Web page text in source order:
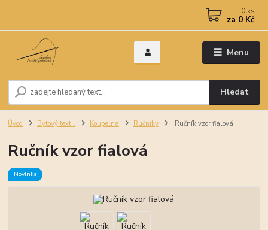
Menu
Hledat
0 ks
za 0 Kč
Úvod Bytový textil Koupelna Ručníky Ručník vzor fialová
Ručník vzor fialová
Novinka